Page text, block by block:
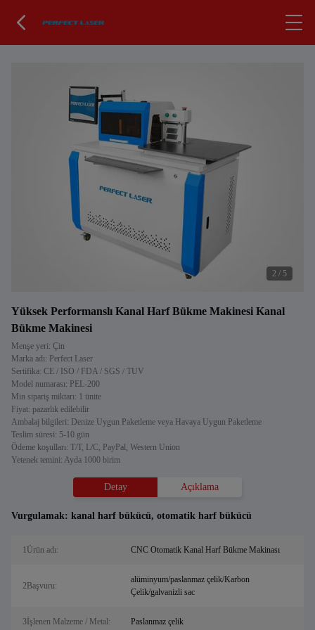
2 / 5
Yüksek Performanslı Kanal Harf Bükme Makinesi Kanal
Bükme Makinesi
Menşe yeri: Çin
Marka adı: Perfect Laser
Sertifika: CE / ISO / FDA / SGS / TUV
Model numarası: PEL-200
Min sipariş miktarı: 1 ünite
Fiyat: pazarlık edilebilir
Ambalaj bilgileri: Denize Uygun Paketleme veya Havaya Uygun Paketleme
Teslim süresi: 5-10 gün
Ödeme koşulları: T/T, L/C, PayPal, Western Union
Yetenek temini: Ayda 1000 birim
Detay Açıklama
Vurgulamak: kanal harf bükücü, otomatik harf bükücü
1Ürün adı: CNC Otomatik Kanal Harf Bükme Makinası
2Başvuru:
alüminyum/paslanmaz çelik/Karbon
Çelik/galvanizli sac
3İşlenen Malzeme / Metal: Paslanmaz çelik